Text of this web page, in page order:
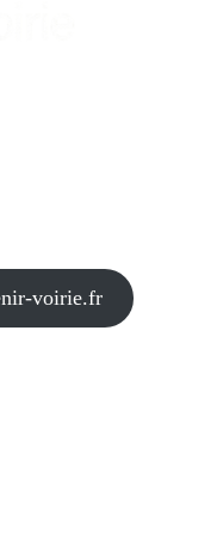
voirie.fr